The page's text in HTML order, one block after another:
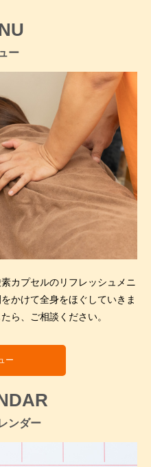
ー
カプセルのリフレッシュメニ
かけて全身をほぐしていきま
ら、ご相談ください。
ー
ンダー